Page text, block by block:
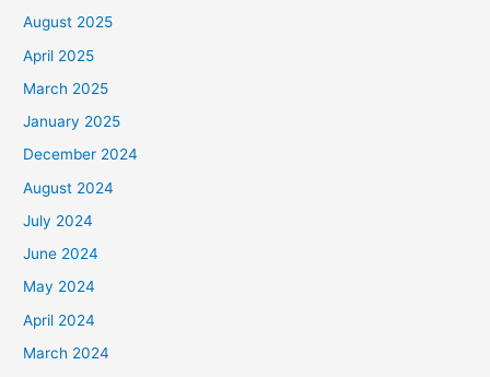
August 2025
April 2025
March 2025
January 2025
December 2024
August 2024
July 2024
June 2024
May 2024
April 2024
March 2024